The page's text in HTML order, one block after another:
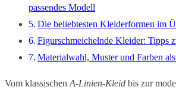
passendes Modell
Die beliebtesten Kleiderformen im
Figurschmeichelnde Kleider: Tipps
Materialwahl, Muster und Farben
Vom klassischenA-Linien-Kleid bis zur